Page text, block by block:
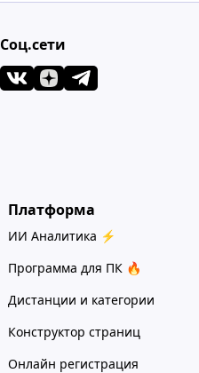
Соц.сети
Платформа
ИИ Аналитика ⚡
Программа для ПК 🔥
Дистанции и категории
Конструктор страниц
Онлайн регистрация